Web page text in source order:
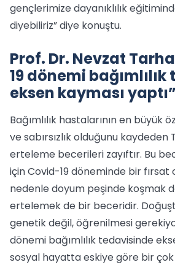
gençlerimize dayanıklılık
diyebiliriz” diye konuştu.
Prof. Dr. Nevzat
19 dönemi
eksen kayması yaptı”
Bağımlılık hastalarının en büyük
ve sabırsızlık olduğunu kaydeden
erteleme becerileri zayıftır. Bu
için Covid-19 döneminde bir fırsat
nedenle doyum peşinde koşmak
ertelemek de bir beceridir.
genetik değil, öğrenilmesi
dönemi bağımlılık tedavisinde
sosyal hayatta eskiye göre bir